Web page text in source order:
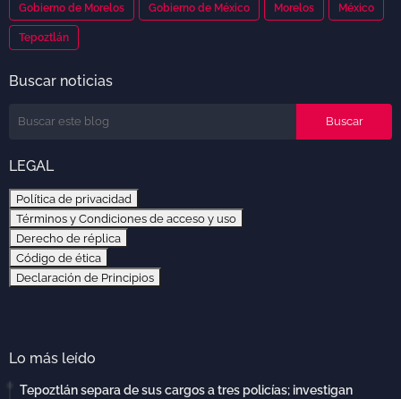
Gobierno de Morelos Gobierno de México Morelos México
Tepoztlán
Buscar noticias
LEGAL
Política de privacidad
Términos y Condiciones de acceso y uso
Derecho de réplica
Código de ética
Declaración de Principios
Lo más leído
Tepoztlán separa de sus cargos a tres policías; investigan